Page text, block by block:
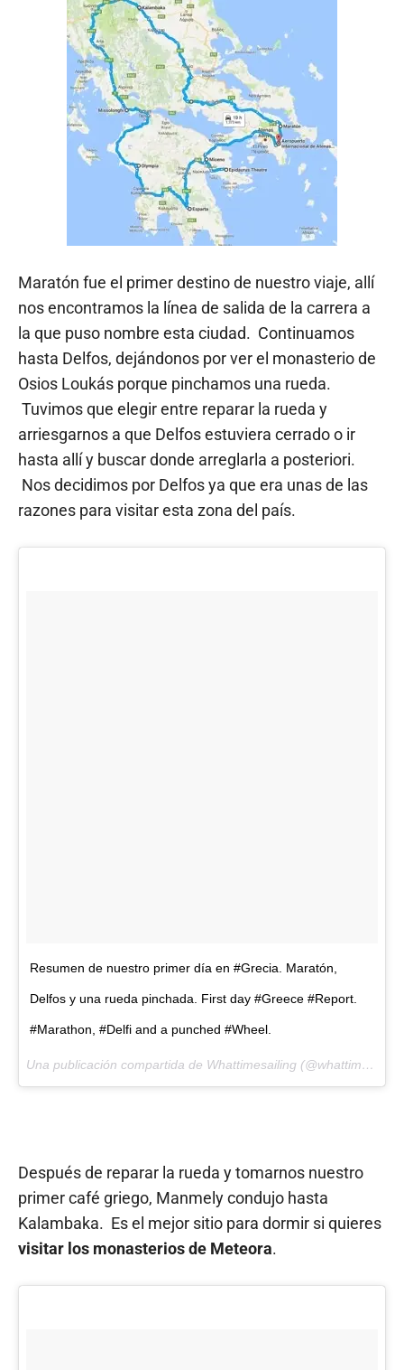
Maratón fue el primer destino de nuestro viaje, allí
nos encontramos la línea de salida de la carrera a
la que puso nombre esta ciudad. Continuamos
hasta Delfos, dejándonos por ver el monasterio de
Osios Loukás porque pinchamos una rueda.
Tuvimos que elegir entre reparar la rueda y
arriesgarnos a que Delfos estuviera cerrado o ir
hasta allí y buscar donde arreglarla a posteriori.
Nos decidimos por Delfos ya que era unas de las
razones para visitar esta zona del país.
Resumen de nuestro primer día en #Grecia. Maratón,
Delfos y una rueda pinchada. First day #Greece #Report.
#Marathon, #Delfi and a punched #Wheel.
Una publicación compartida de Whattimesailing (@whattimesailing) el
Después de reparar la rueda y tomarnos nuestro
primer café griego, Manmely condujo hasta
Kalambaka. Es el mejor sitio para dormir si quieres
visitar los monasterios de Meteora.